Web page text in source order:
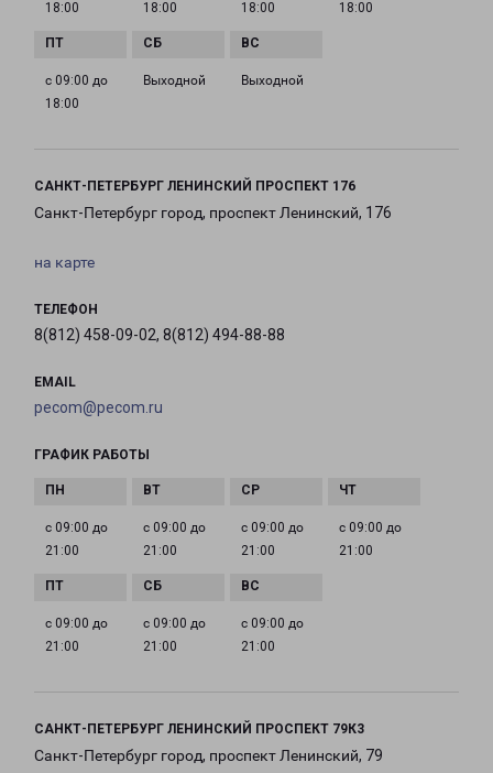
18:00 18:00 18:00 18:00
с 09:00 до
18:00
Выходной Выходной
САНКТ-ПЕТЕРБУРГ ЛЕНИНСКИЙ ПРОСПЕКТ 176
Санкт-Петербург город, проспект Ленинский, 176
на карте
ТЕЛЕФОН
8(812) 458-09-02, 8(812) 494-88-88
EMAIL
pecom@pecom.ru
ГРАФИК РАБОТЫ
с 09:00 до
21:00
с 09:00 до
21:00
с 09:00 до
21:00
с 09:00 до
21:00
с 09:00 до
21:00
с 09:00 до
21:00
с 09:00 до
21:00
САНКТ-ПЕТЕРБУРГ ЛЕНИНСКИЙ ПРОСПЕКТ 79К3
Санкт-Петербург город, проспект Ленинский, 79